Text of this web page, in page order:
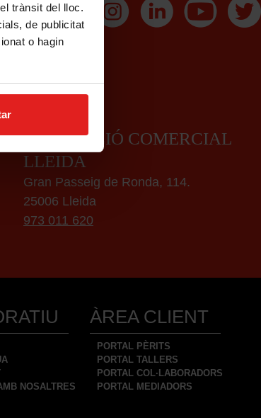
trànsit del lloc.
de publicitat
o hagin
DELEGACIÓ COMERCIAL
LLEIDA
Gran Passeig de Ronda, 114.
25006 Lleida
973 011 620
NOSALTRES
ÀREA CLIENT
PORTAL PÈRITS
PORTAL TALLERS
PORTAL COL·LABORADORS
PORTAL MEDIADORS